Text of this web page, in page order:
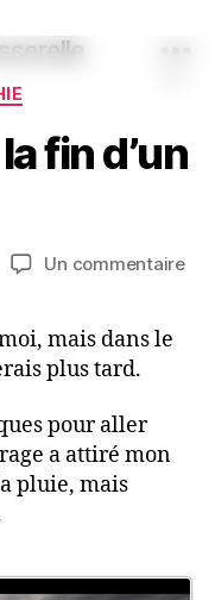
fin d’un
Un commentairesur
mais dans le
plus tard.
pour aller
a attiré mon
pluie, mais